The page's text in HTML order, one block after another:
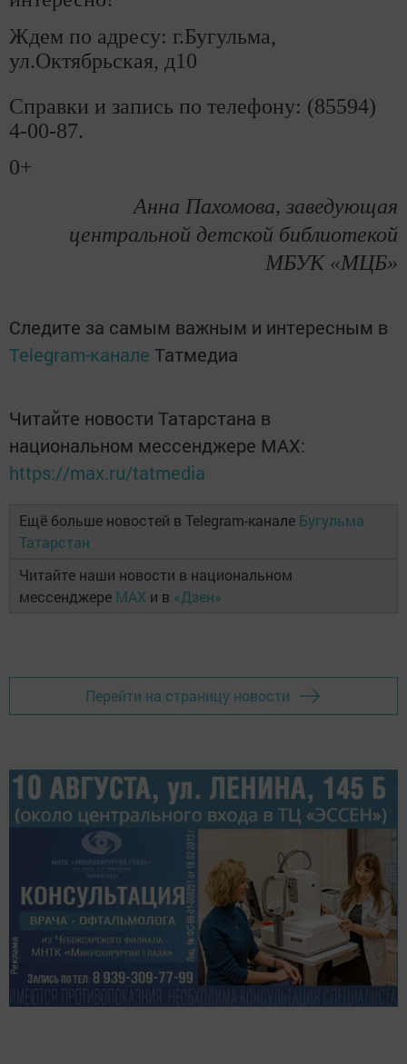
Ждем по адресу: г.Бугульма,
ул.Октябрьская, д10
Справки и запись по телефону: (85594)
4-00-87.
0+
Анна Пахомова, заведующая
центральной детской библиотекой
МБУК «МЦБ»
Следите за самым важным и интересным в
Telegram-канале Татмедиа
Читайте новости Татарстана в
национальном мессенджере MАХ:
https://max.ru/tatmedia
Ещё больше новостей в Telegram-канале Бугульма
Татарстан
Читайте наши новости в национальном
мессенджере MAX и в «Дзен»
Перейти на страницу новости